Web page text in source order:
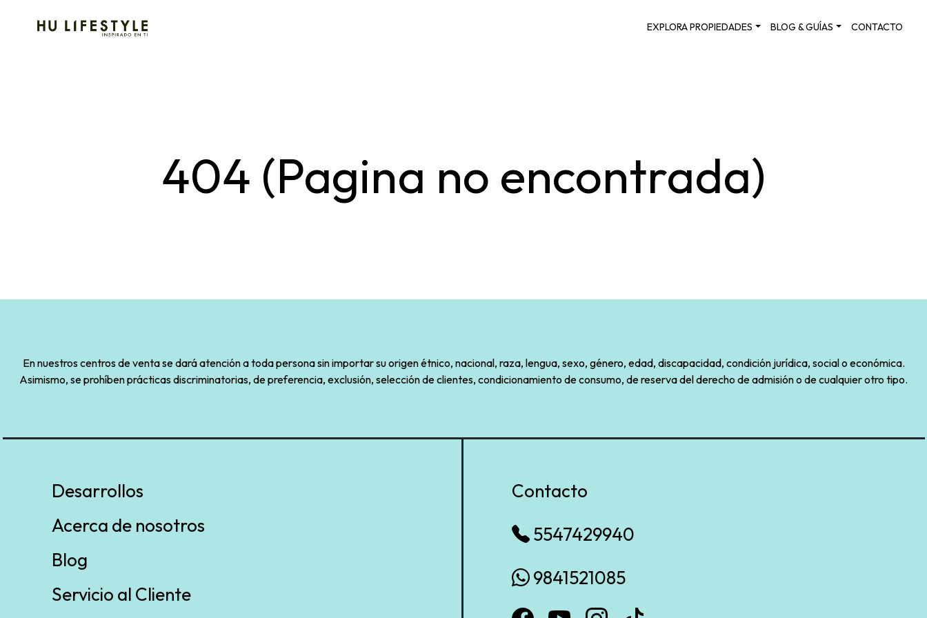
EXPLORA PROPIEDADES BLOG & GUÍAS CONTACTO
404 (Pagina no encontrada)
En nuestros centros de venta se dará atención a toda persona sin importar su origen étnico, nacional, raza, lengua, sexo, género, edad, discapacidad, condición jurídica, social o económica.
Asimismo, se prohíben prácticas discriminatorias, de preferencia, exclusión, selección de clientes, condicionamiento de consumo, de reserva del derecho de admisión o de cualquier otro tipo.
Desarrollos
Acerca de nosotros
Blog
Servicio al Cliente
Contacto
5547429940
9841521085